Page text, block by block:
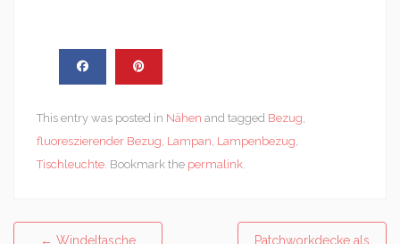
This entry was posted in Nähen and tagged Bezug,
fluoreszierender Bezug, Lampan, Lampenbezug,
Tischleuchte. Bookmark the permalink.
Post
← Windeltasche
Patchworkdecke als